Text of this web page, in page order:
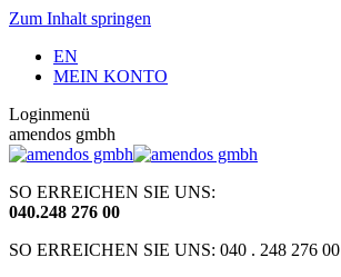
Zum Inhalt springen
EN
MEIN KONTO
Loginmenü
amendos gmbh
SO ERREICHEN SIE UNS:
040.248 276 00
SO ERREICHEN SIE UNS: 040 . 248 276 00